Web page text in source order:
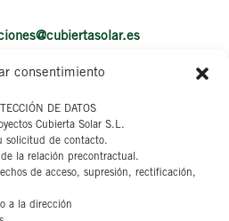
consentimiento
DE DATOS
Cubierta Solar S.L.
solicitud de contacto.
la relación precontractual.
de acceso, supresión, rectificación,
a la dirección
corporativa
y Genis, 20
4ª planta
Valencia